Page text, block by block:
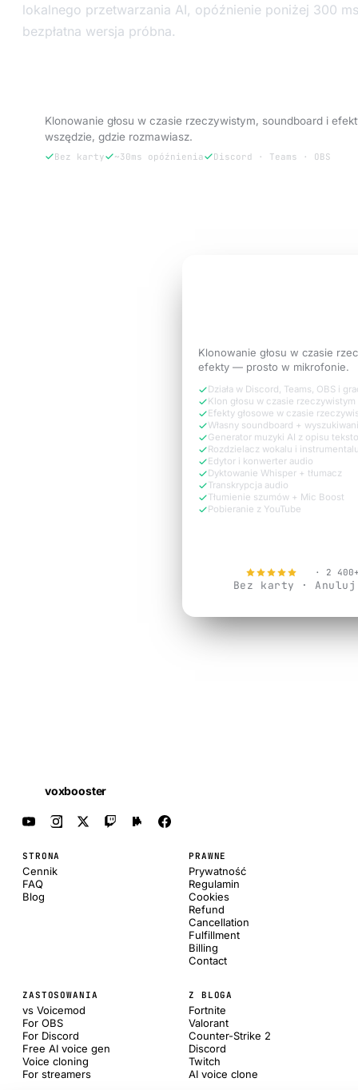
lokalnego przetwarzania AI, opóźnienie poniżej 300
bezpłatna wersja próbna.
Klonowanie głosu w czasie rzeczywistym, soundboard i
wszędzie, gdzie rozmawiasz.
Bez karty ~30ms opóźnienia Discord · Teams · OBS
Klonowanie głosu w czasie
efekty — prosto w mikrofonie.
Działa w Discord, Teams, OBS i
Klon głosu w czasie rzeczywistym
Efekty głosowe w czasie
Własny soundboard +
Generator muzyki AI z opisu
Rozdzielacz wokalu i
Edytor i konwerter audio
Dyktowanie Whisper + tłumacz
Transkrypcja audio
Tłumienie szumów + Mic Boost
Pobieranie z YouTube
· 2
Bez karty ·
voxbooster
STRONA
Cennik
FAQ
Blog
PRAWNE
Prywatność
Regulamin
Cookies
Refund
Cancellation
Fulfillment
Billing
Contact
ZASTOSOWANIA
vs Voicemod
For OBS
For Discord
Free AI voice gen
Voice cloning
For streamers
Z BLOGA
Fortnite
Valorant
Counter-Strike 2
Discord
Twitch
AI voice clone